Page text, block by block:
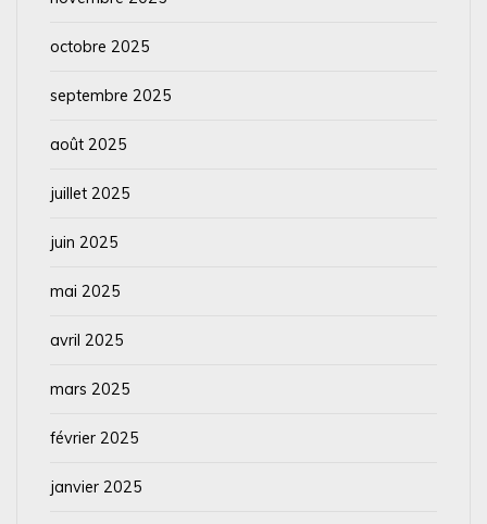
octobre 2025
septembre 2025
août 2025
juillet 2025
juin 2025
mai 2025
avril 2025
mars 2025
février 2025
janvier 2025